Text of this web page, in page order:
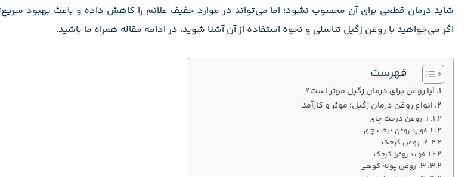
شاید درمان قطعی برای آن محسوب نشود؛ اما می‌تواند در موارد خفیف علائم را کاهش داده و باعث بهبود
اگر می‌خواهید با روغن زگیل تناسلی و نحوه استفاده از آن آشنا شوید، در ادامه مقاله همراه ما باشید.
فهرست
آیا روغن برای درمان زگیل موثر است؟
انواع روغن درمان زگیل؛ موثر و کارآمد
1. روغن درخت چای
فواید روغن درخت چای
2. روغن کرچک
فواید روغن کرچک
3. روغن پونه کوهی